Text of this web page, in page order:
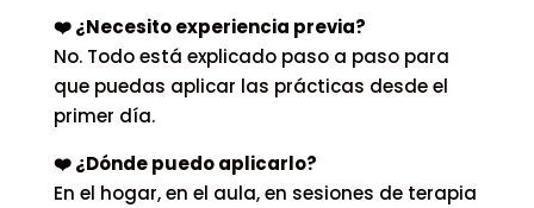
❤️ ¿Necesito experiencia previa?
No. Todo está explicado paso a paso para
que puedas aplicar las prácticas desde el
primer día.
❤️ ¿Dónde puedo aplicarlo?
En el hogar, en el aula, en sesiones de terapia